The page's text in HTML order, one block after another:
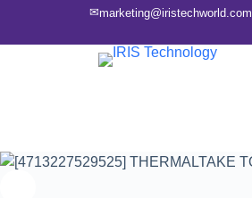
✉marketing@iristechworld.com